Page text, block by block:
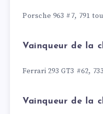
Porsche 963 #7, 791
Vainqueur de la
Ferrari 293 GT3 #62,
Vainqueur de la